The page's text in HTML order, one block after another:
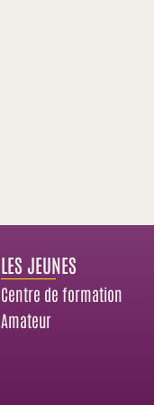
LES JEUNES
Centre de formation
Amateur